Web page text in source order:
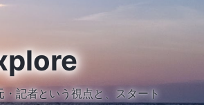
記者という視点と、スタート